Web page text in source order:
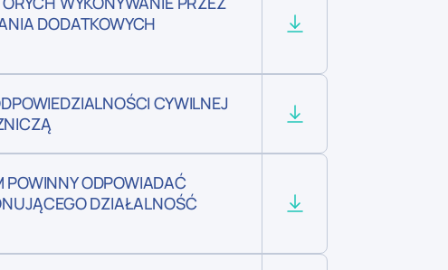
DODATKOWYCH
CYWILNEJ
ODPOWIADAĆ
DZIAŁALNOŚĆ